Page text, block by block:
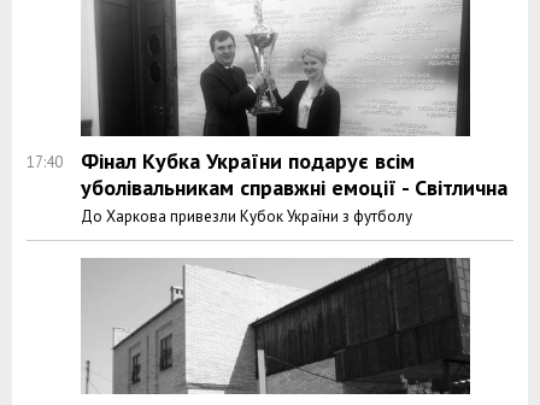
17:40
Фінал Кубка України подарує всім
уболівальникам справжні емоції - Світлична
До Харкова привезли Кубок України з футболу